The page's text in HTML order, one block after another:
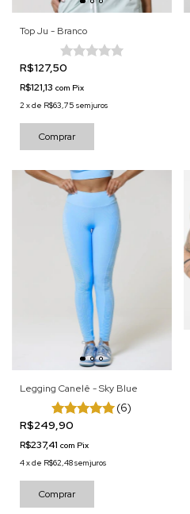
Top Ju - Branco
R$127,50
R$121,13 com Pix
2 xde R$63,75 sem juros
Comprar
Legging Canelê - Sky Blue
(6)
R$249,90
R$237,41 com Pix
4xde R$62,48sem juros
Comprar